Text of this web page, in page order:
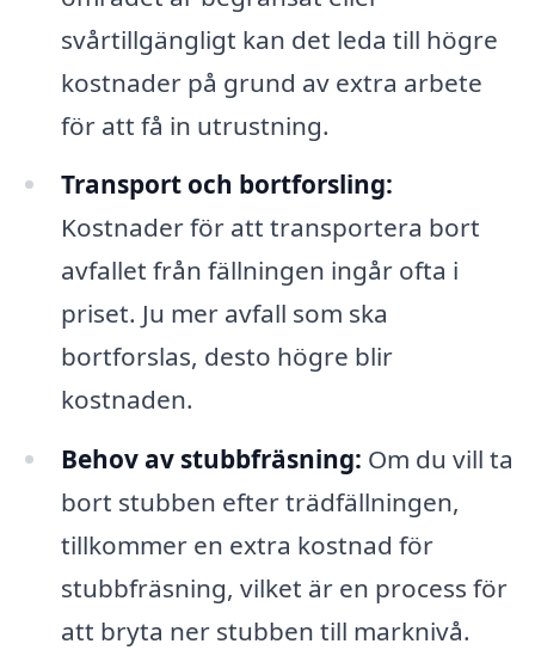
svårtillgängligt kan det leda till högre
kostnader på grund av extra arbete
för att få in utrustning.
Transport och bortforsling:
Kostnader för att transportera bort
avfallet från fällningen ingår ofta i
priset. Ju mer avfall som ska
bortforslas, desto högre blir
kostnaden.
Behov av stubbfräsning: Om du vill ta
bort stubben efter trädfällningen,
tillkommer en extra kostnad för
stubbfräsning, vilket är en process för
att bryta ner stubben till marknivå.